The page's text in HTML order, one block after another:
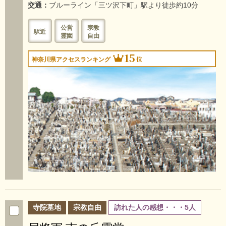
交通： ブルーライン「三ツ沢下町」駅より徒歩約10分
駅近
公営
霊園
宗教
自由
神奈川県アクセスランキング 15位
寺院墓地 宗教自由 訪れた人の感想・・・5人